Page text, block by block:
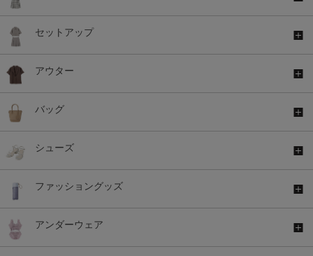
セットアップ
アウター
バッグ
シューズ
ファッショングッズ
アンダーウェア